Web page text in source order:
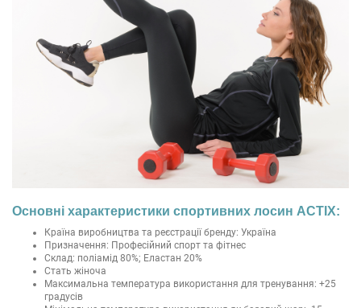
Основні характеристики спортивних лосин ACTIX:
Країна виробництва та реєстрації бренду: Україна
Призначення: Професійний спорт та фітнес
Склад: поліамід 80%; Еластан 20%
Стать жіноча
Максимальна температура використання для тренування: +25
градусів